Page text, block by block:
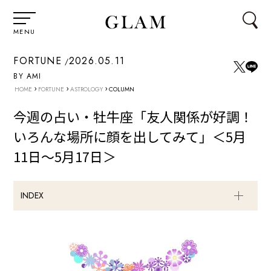
MENU
FORTUNE 2026.05.11
BY AMI
HOME › FORTUNE › ASTROLOGY › COLUMN
今週の占い・牡牛座「友人関係が好調！
いろんな場所に顔を出してみて」＜5月
11日～5月17日＞
INDEX